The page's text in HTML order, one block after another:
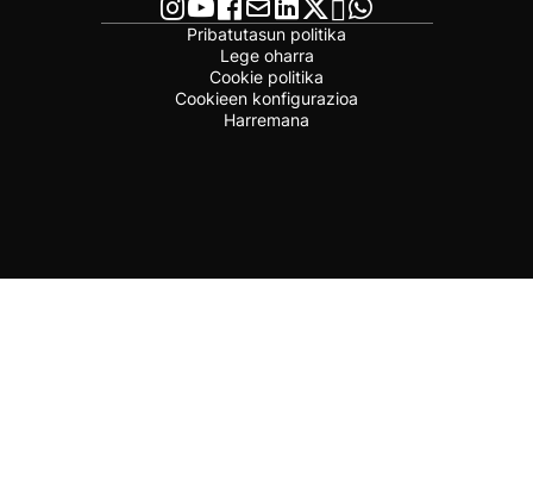
Pribatutasun politika
Lege oharra
Cookie politika
Cookieen konfigurazioa
Harremana